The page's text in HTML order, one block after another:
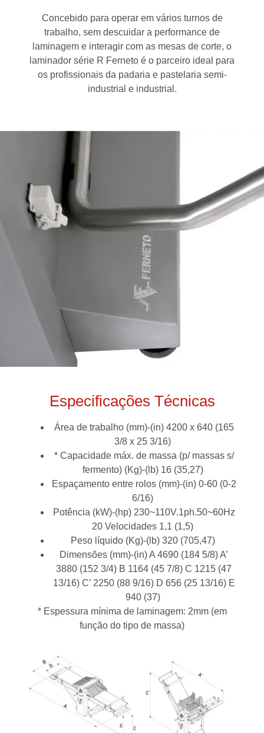
Concebido para operar em vários turnos de
trabalho, sem descuidar a performance de
laminagem e interagir com as mesas de corte, o
laminador série R Ferneto é o parceiro ideal para
os profissionais da padaria e pastelaria semi-
industrial e industrial.
Especificações Técnicas
Área de trabalho (mm)-(in) 4200 x 640 (165
3/8 x 25 3/16)
* Capacidade máx. de massa (p/ massas s/
fermento) (Kg)-(lb) 16 (35,27)
Espaçamento entre rolos (mm)-(in) 0-60 (0-2
6/16)
Potência (kW)-(hp) 230~110V.1ph.50~60Hz
20 Velocidades 1,1 (1,5)
Peso líquido (Kg)-(lb) 320 (705,47)
Dimensões (mm)-(in) A 4690 (184 5/8) A’
3880 (152 3/4) B 1164 (45 7/8) C 1215 (47
13/16) C’ 2250 (88 9/16) D 656 (25 13/16) E
940 (37)
* Espessura mínima de laminagem: 2mm (em
função do tipo de massa)